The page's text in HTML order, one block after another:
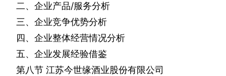
二、企业产品/服务分析
三、企业竞争优势分析
四、企业整体经营情况分析
五、企业发展经验借鉴
第八节 江苏今世缘酒业股份有限公司